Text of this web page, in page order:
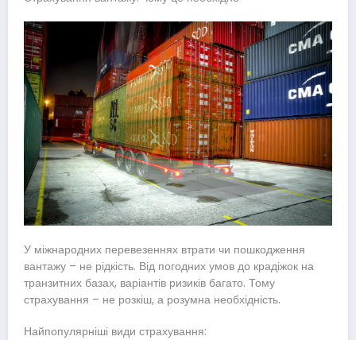
У міжнародних перевезеннях втрати чи пошкодження
вантажу – не рідкість. Від погодних умов до крадіжок на
транзитних базах, варіантів ризиків багато. Тому
страхування – не розкіш, а розумна необхідність.
Найпопулярніші види страхування: